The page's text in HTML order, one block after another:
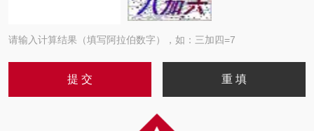
请输入计算结果（填写阿拉伯数字），如：三加四=7